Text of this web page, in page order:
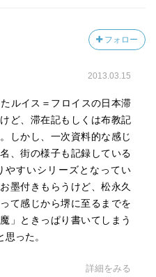
フォロー
2013.03.15
ルイス＝フロイスの日本滞
ど、滞在記もしくは布教記
しかし、一次資料的な感じ
、街の様子も記録している
やすいシリーズとなってい
墨付きもらうけど、松永久
て感じから堺に至るまでを
」ときっぱり書いてしまう
った。
詳細をみる